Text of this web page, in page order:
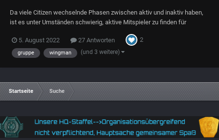
Da viele Citizen wechselnde Phasen zwischen aktiv und inaktiv haben,
ist es unter Umständen schwierig, aktive Mitspieler zu finden für
TS-Kanäle arbeiten möchte, versuche ich es auf diesem Wege. Dieser
Thread soll ei...
5. August 2022 27 Antworten 2
gruppe wingman (und 3 weitere)
Startseite Suche